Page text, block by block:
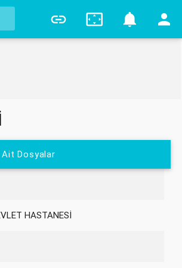
Ait Dosyalar
HASTANESİ